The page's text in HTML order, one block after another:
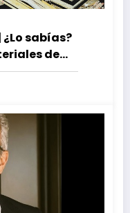
sabías?
de
eficiencia